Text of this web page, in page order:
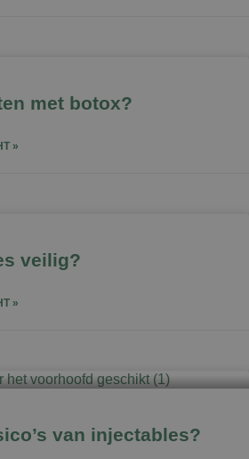
met botox?
»
veilig?
»
van injectables?